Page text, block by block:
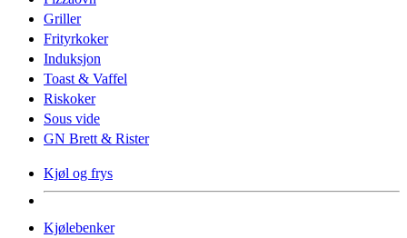
Griller
Frityrkoker
Induksjon
Toast & Vaffel
Riskoker
Sous vide
GN Brett & Rister
Kjøl og frys
Kjølebenker